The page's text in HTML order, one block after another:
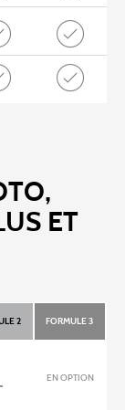
ET
2 FORMULE 3
EN OPTION